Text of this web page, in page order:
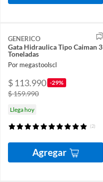
GENERICO
Gata Hidraulica Tipo Caiman 3
Toneladas
Por megastoolscl
$ 113.990 -29%
$ 159.990
Llega hoy
(2)
Agregar